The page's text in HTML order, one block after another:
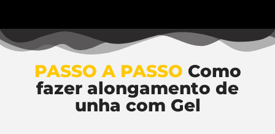
PASSO A PASSO Como
fazer alongamento de
unha com Gel